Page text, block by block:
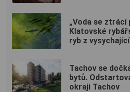
„Voda se ztrácí
Klatovské
ryb z
Tachov se
bytů.
okraji Tachov